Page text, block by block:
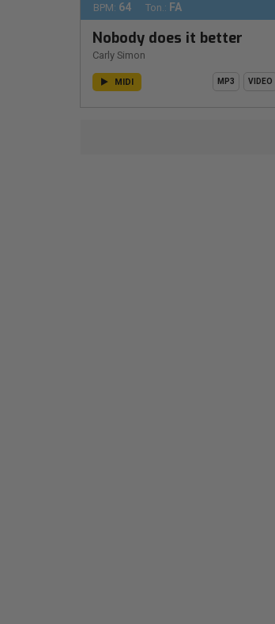
BPM: 64 Ton.: FA
Nobody does it better
Carly Simon
MIDI MP3 VIDEO